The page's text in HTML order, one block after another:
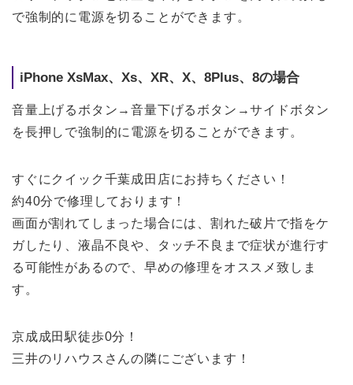
で強制的に電源を切ることができます。
iPhone XsMax、Xs、XR、X、8Plus、8の場合
音量上げるボタン→音量下げるボタン→サイドボタン
を長押しで強制的に電源を切ることができます。
すぐにクイック千葉成田店にお持ちください！
約40分で修理しております！
画面が割れてしまった場合には、割れた破片で指をケ
ガしたり、液晶不良や、タッチ不良まで症状が進行す
る可能性があるので、早めの修理をオススメ致しま
す。
京成成田駅徒歩0分！
三井のリハウスさんの隣にございます！